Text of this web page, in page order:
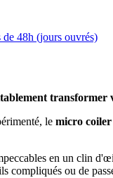
48h (jours ouvrés)
transformer
le micro coiler
en un clin
compliqués ou de